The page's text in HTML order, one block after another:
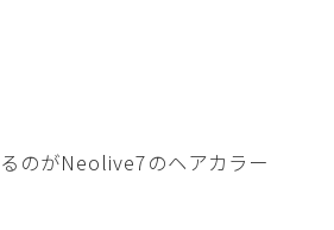
のがNeolive7のヘアカラー